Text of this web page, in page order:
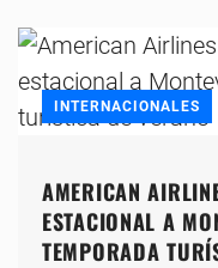
INTERNACIONALES
AMERICAN
ESTACIONAL A
TEMPORADA